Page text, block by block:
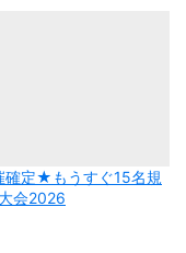
確定★もうすぐ15名規
会2026